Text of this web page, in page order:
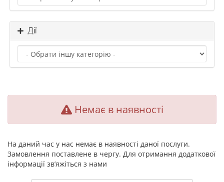
Дії
Немає в наявності
На даний час у нас немає в наявності даної послуги.
Замовлення поставлене в чергу. Для отримання додаткової
інформації зв’яжіться з нами